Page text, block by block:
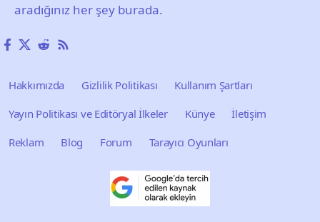
aradığınız her şey burada.
Hakkımızda Gizlilik Politikası
Kullanım Şartları
Yayın Politikası ve Editöryal İlkeler
Künye
İletişim
Reklam
Blog Forum Tarayıcı Oyunları